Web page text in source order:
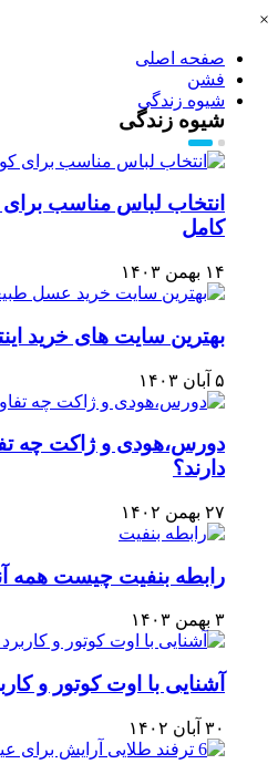
×
صفحه اصلی
فشن
شیوه زندگی
شیوه زندگی
انتخاب لباس مناسب
کامل
۱۴ بهمن ۱۴۰۳
بهترین سایت های خرید
۵ آبان ۱۴۰۳
دورس،هودی و ژاکت چه
دارند؟
۲۷ بهمن ۱۴۰۲
رابطه بنفیت چیست همه
۳ بهمن ۱۴۰۳
آشنایی با اوت کوتور و
۳۰ آبان ۱۴۰۲